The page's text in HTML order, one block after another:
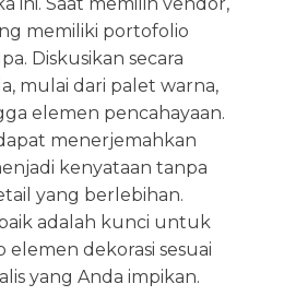
memiliki portofolio
Diskusikan secara
mulai dari palet warna,
elemen pencahayaan.
menerjemahkan
kenyataan tanpa
yang berlebihan.
adalah kunci untuk
elemen dekorasi sesuai
yang Anda impikan.